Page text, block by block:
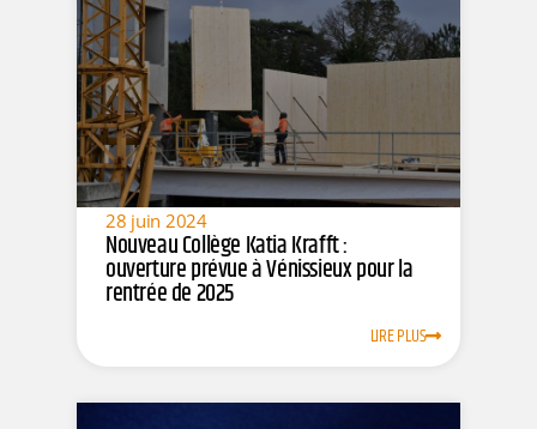
28 juin 2024
Nouveau Collège Katia Krafft :
ouverture prévue à Vénissieux pour la
rentrée de 2025
LIRE PLUS